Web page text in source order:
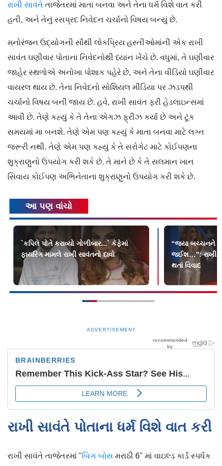
રાખી સાવંતે તાજેતરમાં માતા બનવા અને તેના ધર્મ વિશે વાત કરી
હતી, અને તેનું રસપ્રદ નિવેદન ચર્ચાનો વિષય બન્યું છે.
મનોરંજન ઉદ્યોગની સૌથી લોકપ્રિય હસ્તીઓમાંની એક રાખી
સાવંત ઘણીવાર પોતાના નિવેદનોથી ધ્યાન ખેંચે છે. વધુમાં, તે ઘણીવાર
જાહેર સ્થળોએ અનોખા પોશાક પહેરે છે, અને તેના વીડિયો ઘણીવાર
વાયરલ થાય છે. તેના નિવેદનો સોશિયલ મીડિયા પર ઝડપથી
ચર્ચાનો વિષય બની જાય છે. હવે, રાખી સાવંત ફરી હેડલાઇન્સમાં
આવી છે. તેણે કહ્યું કે તે તેના એગઝ ફ્રીઝ કર્યા છે અને ટૂંક
સમયમાં મા બનશે. તેણે એમ પણ કહ્યું કે માતા બનવા માટે લગ્ન
જરૂરી નથી. તેણે એમ પણ કહ્યું કે તે સરોગેટ માટે કોઈપણના
શુક્રાણુનો ઉપયોગ કરી શકે છે. તે માને છે કે તે સલમાન ખાન
સિવાય કોઈપણ અભિનેતાના શુક્રાણુનો ઉપયોગ કરી શકે છે.
આ પણ વાંચો
`કપિલે પોતે કરાવ્યો ગોળીબાર...` કૅફેમાં
ફાયરિંગ મામલે રાખી સાવંતનો દાવો
“જયા બચ્ચનને
જઈશ…”: રાખી
થતાં વિવાદ
ADVERTISEMENT
રાખી સાવંતે પોતાના ધર્મ વિશે વાત કરી
રાખી સાવંતે તાજેતરમાં "બિગ બોસ મરાઠી 6" માં વાઇલ્ડ કાર્ડ સ્પર્ધક